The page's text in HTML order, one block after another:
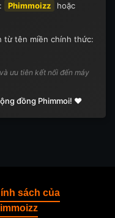
Phimmoizz
hoặc
từ tên miền chính thức:
ưu tiên kết nối đến máy
đồng Phimmoi! ❤️
sách của